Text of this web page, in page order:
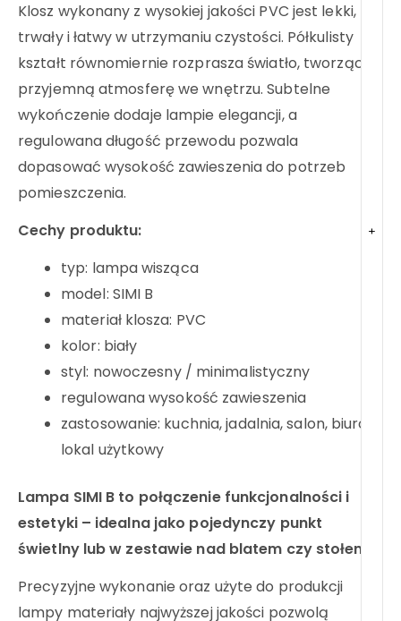
+
Klosz wykonany z wysokiej jakości PVC jest lekki,
trwały i łatwy w utrzymaniu czystości. Półkulisty
kształt równomiernie rozprasza światło, tworząc
przyjemną atmosferę we wnętrzu. Subtelne
wykończenie dodaje lampie elegancji, a
regulowana długość przewodu pozwala
dopasować wysokość zawieszenia do potrzeb
pomieszczenia.
Cechy produktu:
typ: lampa wisząca
model: SIMI B
materiał klosza: PVC
kolor: biały
styl: nowoczesny / minimalistyczny
regulowana wysokość zawieszenia
zastosowanie: kuchnia, jadalnia, salon, biuro,
lokal użytkowy
Lampa SIMI B to połączenie funkcjonalności i
estetyki – idealna jako pojedynczy punkt
świetlny lub w zestawie nad blatem czy stołem
Precyzyjne wykonanie oraz użyte do produkcji
lampy materiały najwyższej jakości pozwolą